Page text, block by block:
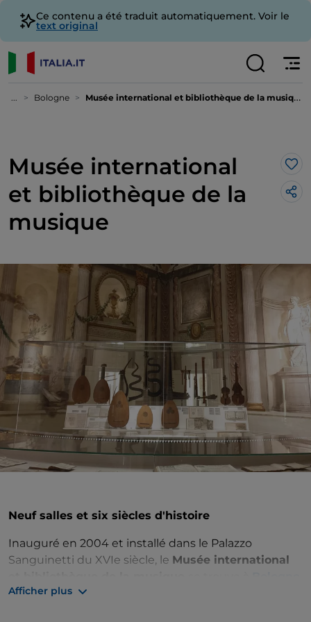
Ce contenu a été traduit automatiquement. Voir le
text original
... Bologne Musée international et bibliothèque de la musique
Musée international
et bibliothèque de la
musique
Neuf salles et six siècles d'histoire
Inauguré en 2004 et installé dans le Palazzo
Sanguinetti du XVIe siècle, le Musée international
dans la très centrale Strada Maggiore.
Afficher plus